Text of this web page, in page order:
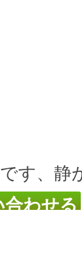
す、静
合わせる